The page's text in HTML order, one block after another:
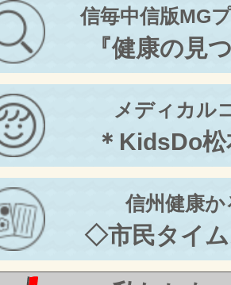
信毎中信版MG
『健康の見
メディカル
＊KidsDo
信州健康
◇市民タイ